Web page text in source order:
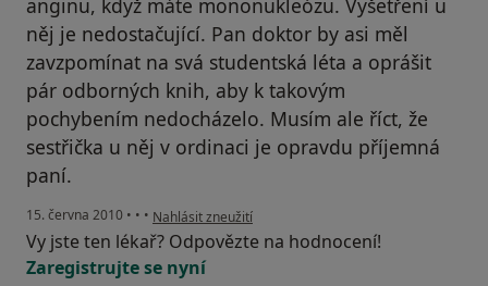
anginu, když máte mononukleózu. Vyšetření u
něj je nedostačující. Pan doktor by asi měl
zavzpomínat na svá studentská léta a oprášit
pár odborných knih, aby k takovým
pochybením nedocházelo. Musím ale říct, že
sestřička u něj v ordinaci je opravdu příjemná
paní.
15. června 2010 • • • podle názoru uživatele Pacient
Nahlásit zneužití
Vy jste ten lékař? Odpovězte na hodnocení!
Zaregistrujte se nyní